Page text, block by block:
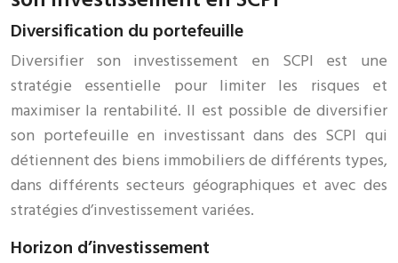
Diversification du portefeuille
Diversifier son investissement en SCPI est une
stratégie essentielle pour limiter les risques et
maximiser la rentabilité. Il est possible de diversifier
son portefeuille en investissant dans des SCPI qui
détiennent des biens immobiliers de différents types,
dans différents secteurs géographiques et avec des
stratégies d’investissement variées.
Horizon d’investissement